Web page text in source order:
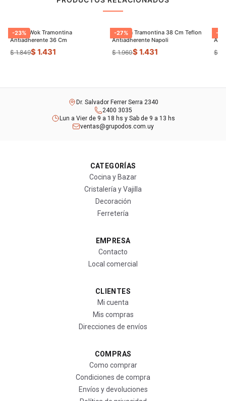
-23%
Sarten Wok Tramontina
Antiadherente 36 Cm
$ 1.849$ 1.431
-27%
Paellera Tramontina 38 Cm Teflon
Antiadherente Napoli
$ 1.960$ 1.431
-
$
Dr. Salvador Ferrer Serra 2340
2400 3035
Lun a Vier de 9 a 18 hs y Sab de 9 a 13 hs
ventas@grupodos.com.uy
CATEGORÍAS
Cocina y Bazar
Cristalería y Vajilla
Decoración
Ferretería
EMPRESA
Contacto
Local comercial
CLIENTES
Mi cuenta
Mis compras
Direcciones de envíos
COMPRAS
Como comprar
Condiciones de compra
Envíos y devoluciones